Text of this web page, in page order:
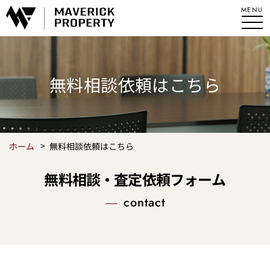
無料相談依頼はこちら
ホーム 無料相談依頼はこちら
無料相談・査定依頼フォーム
contact